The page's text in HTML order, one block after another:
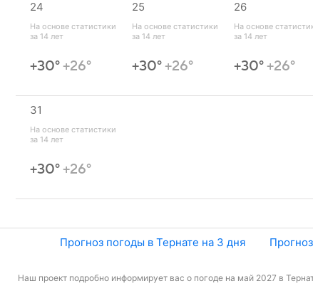
24
На основе статистики
за 14 лет
+30°+26°
25
На основе статистики
за 14 лет
+30°+26°
26
На основе
за 14 лет
+30°+26°
31
На основе статистики
за 14 лет
+30°+26°
Прогноз погоды в Тернате на 3 дня
Наш проект подробно информирует вас о погоде на май 2027 в